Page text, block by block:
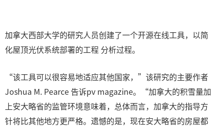
加拿大西部大学的研究人员创建了一个开源在线工具，以简
化屋顶光伏系统部署的工程 分析过程。
“该工具可以很容易地适应其他国家，”该研究的主要作者
Joshua M. Pearce 告诉pv magazine。“加拿大的积雪量加
上安大略省的监管环境意味着，总体而言，加拿大的指导方
针将比其他地方更严格。遗憾的是，现在安大略省的房屋都